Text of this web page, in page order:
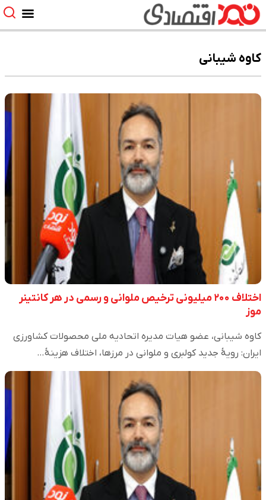
کاوه شیبانی
اختلاف ۲۰۰ میلیونی ترخیص ملوانی و رسمی در هر کانتینر
موز
کاوه شیبانی، عضو هیات مدیره اتحادیه ملی محصولات کشاورزی
ایران: رویهٔ جدید کولبری و ملوانی در مرزها، اختلاف هزینهٔ…